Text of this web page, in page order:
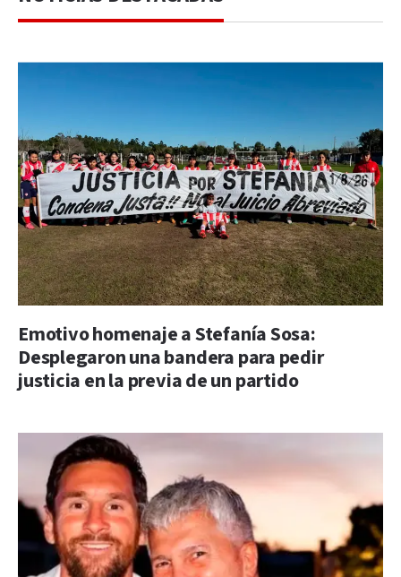
Emotivo homenaje a Stefanía Sosa:
Desplegaron una bandera para pedir
justicia en la previa de un partido